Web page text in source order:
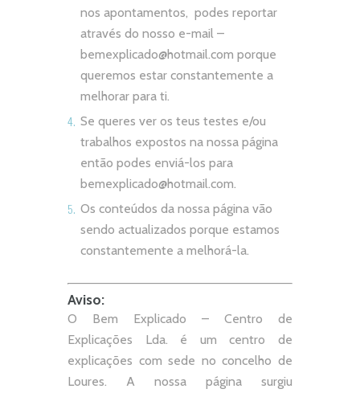
nos apontamentos, podes reportar
através do nosso e-mail –
bemexplicado@hotmail.com porque
queremos estar constantemente a
melhorar para ti.
Se queres ver os teus testes e/ou
trabalhos expostos na nossa página
então podes enviá-los para
bemexplicado@hotmail.com.
Os conteúdos da nossa página vão
sendo actualizados porque estamos
constantemente a melhorá-la.
Aviso:
O Bem Explicado – Centro de
Explicações Lda. é um centro de
explicações com sede no concelho de
Loures. A nossa página surgiu